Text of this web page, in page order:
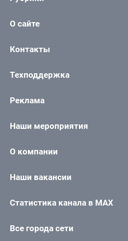
О сайте
Контакты
Техподдержка
Реклама
Наши мероприятия
О компании
Наши вакансии
Статистика канала в MAX
Все города сети